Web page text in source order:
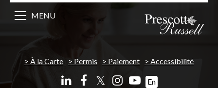
À la Carte Permis Paiement Accessibilité
𝕏 En
MENU